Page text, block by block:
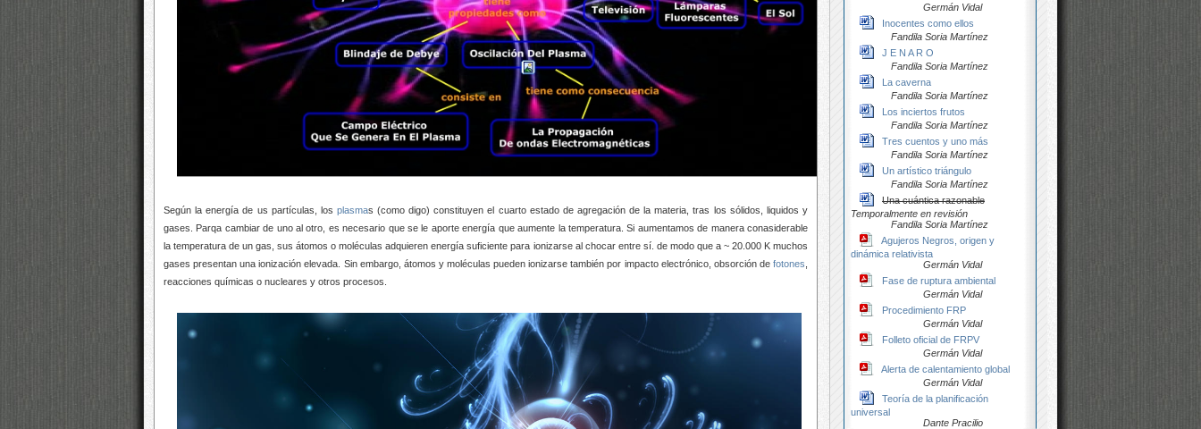
Germán Vidal
Inocentes como ellos
Fandila Soria Martínez
J E N A R O
Fandila Soria Martínez
La caverna
Fandila Soria Martínez
Los inciertos frutos
Fandila Soria Martínez
Tres cuentos y uno más
Fandila Soria Martínez
Un artístico triángulo
Fandila Soria Martínez
Una cuántica razonable
Temporalmente en revisión
Fandila Soria Martínez
Agujeros Negros, origen y
dinámica relativista
Germán Vidal
Fase de ruptura ambiental
Germán Vidal
Procedimiento FRP
Germán Vidal
Folleto oficial de FRPV
Germán Vidal
Alerta de calentamiento global
Germán Vidal
Teoría de la planificación
universal
Dante Pracilio
Según la energía de us partículas, los plasmas (como digo) constituyen el cuarto estado de agregación de la materia, tras los sólidos, liquidos y
gases. Parqa cambiar de uno al otro, es necesario que se le aporte energía que aumente la temperatura. Si aumentamos de manera conasiderable
la temperatura de un gas, sus átomos o moléculas adquieren energía suficiente para ionizarse al chocar entre sí. de modo que a ~ 20.000 K muchos
gases presentan una ionización elevada. Sin embargo, átomos y moléculas pueden ionizarse también por impacto electrónico, obsorción de fotones
reacciones químicas o nucleares y otros procesos.